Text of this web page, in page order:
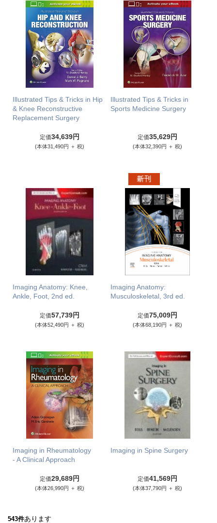
Illustrated Tips & Tricks in Hip
& Knee Reconstructive
Replacement Surgery
定価34,639円
(本体31,490円 ＋ 税)
Illustrated Tips & Tricks in
Sports Medicine Surgery
定価35,629円
(本体32,390円 ＋ 税)
Imaging Anatomy: Knee,
Ankle, Foot, 2nd ed.
定価57,739円
(本体52,490円 ＋ 税)
Imaging Anatomy:
Musculoskeletal, 3rd ed.
定価75,009円
(本体68,190円 ＋ 税)
Imaging in Rheumatology
- A Clinical Approach
定価29,689円
(本体26,990円 ＋ 税)
Imaging in Spine Surgery
定価41,569円
(本体37,790円 ＋ 税)
543件あります